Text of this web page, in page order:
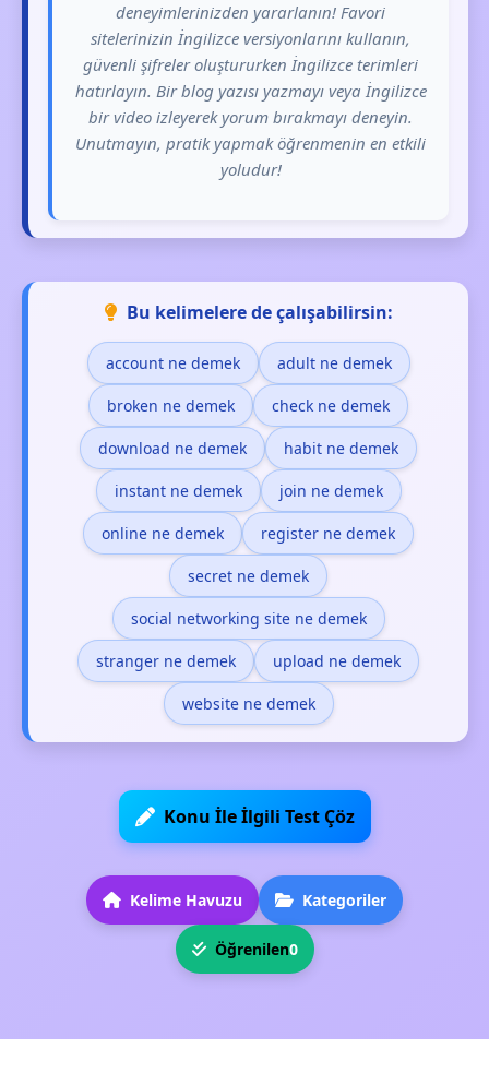
deneyimlerinizden yararlanın! Favori
sitelerinizin İngilizce versiyonlarını kullanın,
güvenli şifreler oluştururken İngilizce terimleri
hatırlayın. Bir blog yazısı yazmayı veya İngilizce
bir video izleyerek yorum bırakmayı deneyin.
Unutmayın, pratik yapmak öğrenmenin en etkili
yoludur!
Bu kelimelere de çalışabilirsin:
account ne demek adult ne demek
broken ne demek check ne demek
download ne demek habit ne demek
instant ne demek join ne demek
online ne demek register ne demek
secret ne demek
social networking site ne demek
stranger ne demek upload ne demek
website ne demek
Konu İle İlgili Test Çöz
Kelime Havuzu Kategoriler
Öğrenilen0